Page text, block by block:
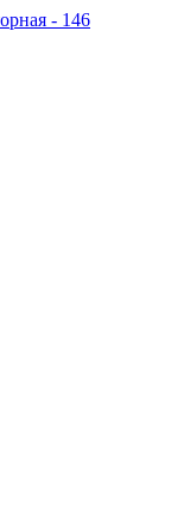
- 146